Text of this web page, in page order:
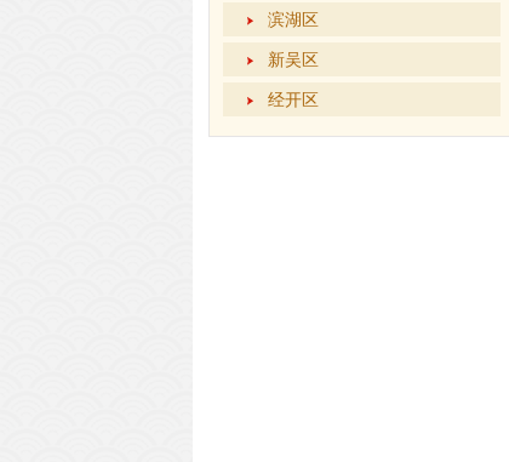
滨湖区
新吴区
经开区